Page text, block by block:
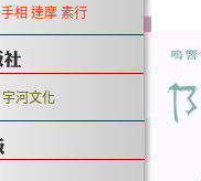
手相 達摩 素行
宇河文化